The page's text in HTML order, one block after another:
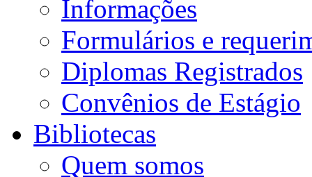
Informações
Formulários e
Diplomas Registrados
Convênios de Estágio
Bibliotecas
Quem somos